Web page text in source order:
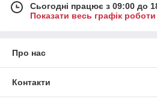
Сьогодні працює з 09:00 до
Показати весь графік роботи
Про нас
Контакти